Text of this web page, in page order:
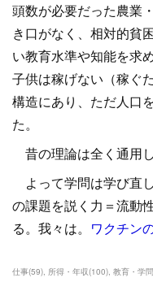
頭数が必要だった農業
き口がなく、相対的貧
い教育水準や知能を求
子供は稼げない（稼ぐ
構造にあり、ただ人口
た。
昔の理論は全く通用し
よって学問は学び直
の課題を説く力＝流動
る。我々は。 ワクチン
仕事(59) 所得・年収(100) 教育・学